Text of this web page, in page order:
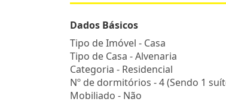
Dados Básicos
Tipo de Imóvel - Casa
Tipo de Casa - Alvenaria
Categoria - Residencial
Nº de dormitórios - 4 (Sendo 1
Mobiliado - Não